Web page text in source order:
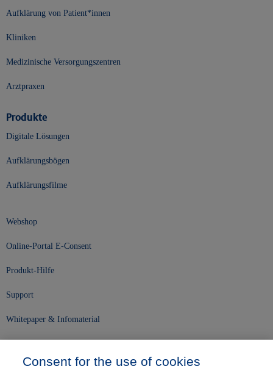
Aufklärung von Patient*innen
Kliniken
Medizinische Versorgungszentren
Arztpraxen
Produkte
Digitale Lösungen
Aufklärungsbögen
Aufklärungsfilme
Webshop
Online-Portal E-Consent
Produkt-Hilfe
Support
Whitepaper & Infomaterial
Consent for the use of cookies